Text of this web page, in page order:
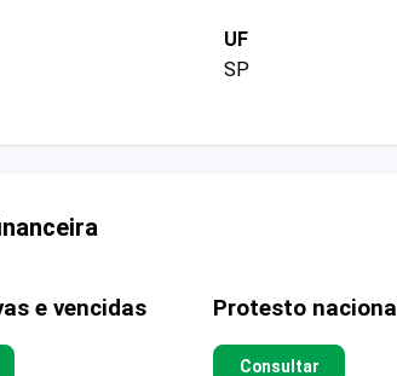
UF
SP
e vencidas Protesto nacional
Consultar